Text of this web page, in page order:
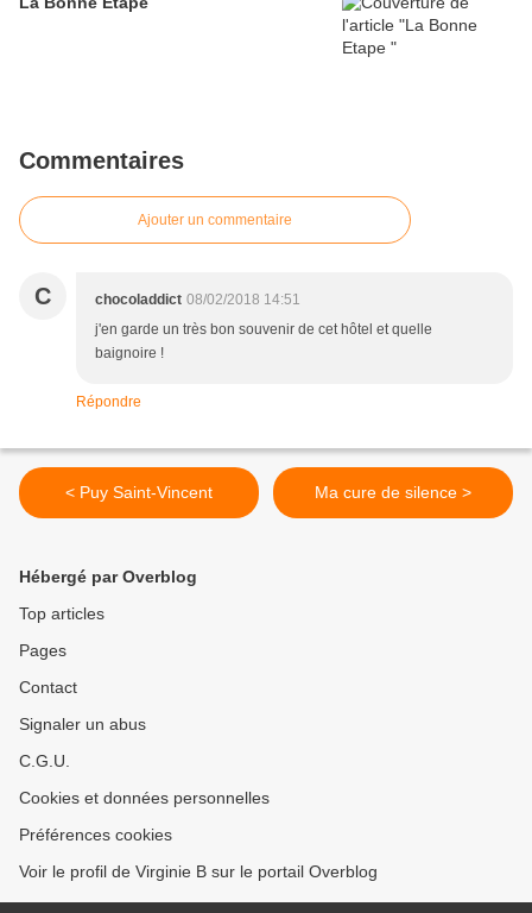
Commentaires
Ajouter un commentaire
C chocoladdict 08/02/2018 14:51
j'en garde un très bon souvenir de cet hôtel et quelle
baignoire !
Répondre
< Puy Saint-Vincent Ma cure de silence >
Hébergé par Overblog
Top articles
Pages
Contact
Signaler un abus
C.G.U.
Cookies et données personnelles
Préférences cookies
Voir le profil de Virginie B sur le portail Overblog